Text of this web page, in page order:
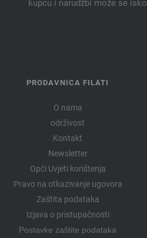
kupcu i narudžbi može se
PRODAVNICA FILATI
O nama
održivost
Kontakt
Newsletter
Opći Uvjeti korištenja
Pravo na otkazivanje ugovora
Zaštita podataka
Izjava o pristupačnosti
Postavke zaštite podataka